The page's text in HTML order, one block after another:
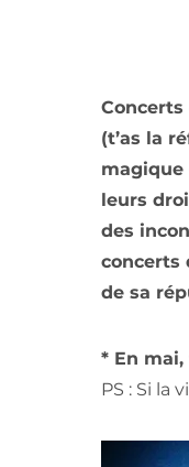
Concerts
(t’as la
magique
leurs
des
concerts
de sa
* En
PS : Si la